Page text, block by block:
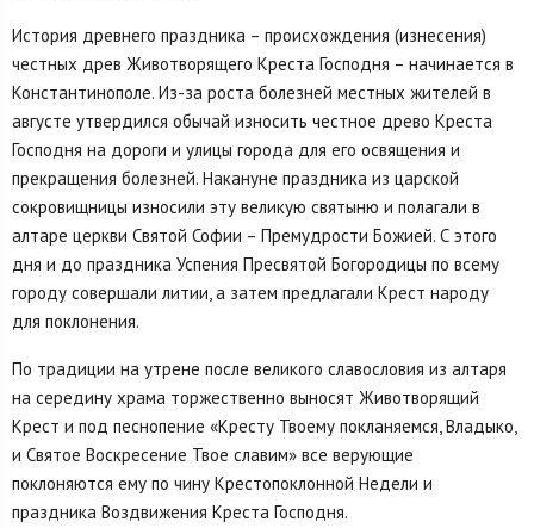
История древнего праздника – происхождения (изнесения)
честных древ Животворящего Креста Господня – начинается в
Константинополе. Из-за роста болезней местных жителей в
августе утвердился обычай износить честное древо Креста
Господня на дороги и улицы города для его освящения и
прекращения болезней. Накануне праздника из царской
сокровищницы износили эту великую святыню и полагали в
алтаре церкви Святой Софии – Премудрости Божией. С этого
дня и до праздника Успения Пресвятой Богородицы по всему
городу совершали литии, а затем предлагали Крест народу
для поклонения.
По традиции на утрене после великого славословия из алтаря
на середину храма торжественно выносят Животворящий
Крест и под песнопение «Кресту Твоему покланяемся, Владыко,
и Святое Воскресение Твое славим» все верующие
поклоняются ему по чину Крестопоклонной Недели и
праздника Воздвижения Креста Господня.